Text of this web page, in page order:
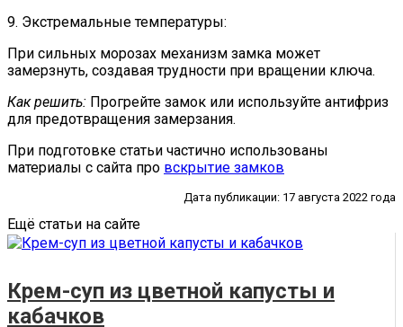
9. Экстремальные температуры:
При сильных морозах механизм замка может
замерзнуть, создавая трудности при вращении ключа.
Как решить: Прогрейте замок или используйте антифриз
для предотвращения замерзания.
При подготовке статьи частично использованы
материалы с сайта про вскрытие замков
Дата публикации: 17 августа 2022 года
Ещё статьи на сайте
Крем-суп из цветной капусты и
кабачков